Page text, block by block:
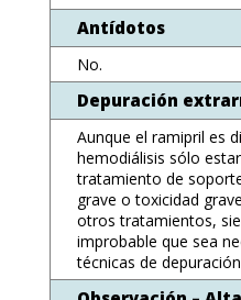
Antídotos
No.
Depuración
Aunque el ramipril es
hemodiálisis sólo
tratamiento de
grave o toxicidad
otros tratamientos,
improbable que sea
técnicas de